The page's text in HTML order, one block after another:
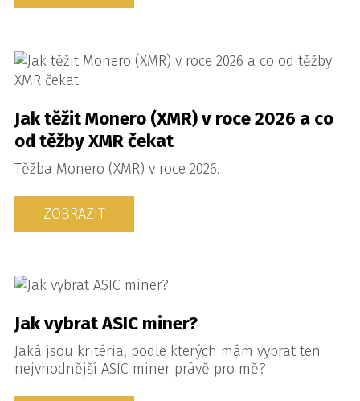
Jak těžit Monero (XMR) v roce 2026 a co
od těžby XMR čekat
Těžba Monero (XMR) v roce 2026.
ZOBRAZIT
Jak vybrat ASIC miner?
Jaká jsou kritéria, podle kterých mám vybrat ten
nejvhodnější ASIC miner právě pro mě?